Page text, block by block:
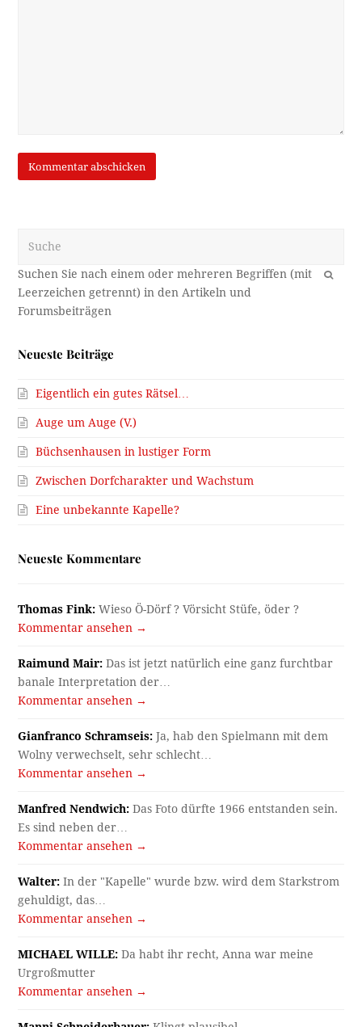
OK
Neueste Beiträge
Eigentlich ein gutes Rätsel…
Auge um Auge (V.)
Büchsenhausen in lustiger Form
Zwischen Dorfcharakter und Wachstum
Eine unbekannte Kapelle?
Neueste Kommentare
Thomas Fink: Wieso Ö-Dörf ? Vörsicht Stüfe, öder ?
Kommentar ansehen →
Raimund Mair: Das ist jetzt natürlich eine ganz furchtbar
banale Interpretation der…
Kommentar ansehen →
Gianfranco Schramseis: Ja, hab den Spielmann mit dem
Wolny verwechselt, sehr schlecht…
Kommentar ansehen →
Manfred Nendwich: Das Foto dürfte 1966 entstanden sein.
Es sind neben der…
Kommentar ansehen →
Walter: In der "Kapelle" wurde bzw. wird dem Starkstrom
gehuldigt, das…
Kommentar ansehen →
MICHAEL WILLE: Da habt ihr recht, Anna war meine
Urgroßmutter
Kommentar ansehen →